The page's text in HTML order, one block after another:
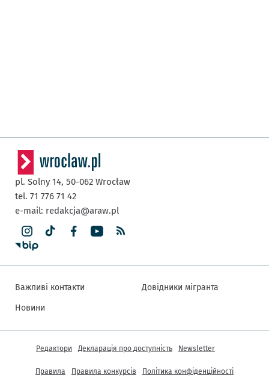
pl. Solny 14, 50-062 Wrocław
tel. 71 776 71 42
e-mail: redakcja@araw.pl
Важливі контакти
Новини
Довідники мігранта
Інша інформація
Редактори Декларація про доступність Newsletter
Правила Правила конкурсів Політика конфіденційності